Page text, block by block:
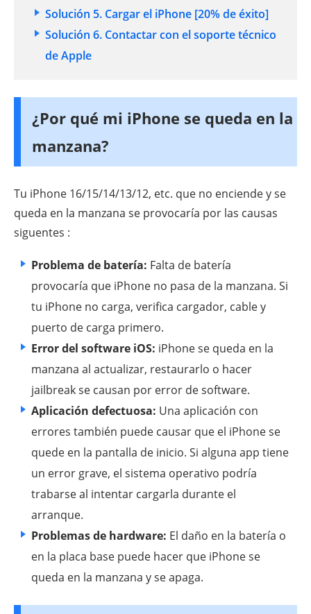
Solución 5. Cargar el iPhone [20% de éxito]
Solución 6. Contactar con el soporte técnico
de Apple
¿Por qué mi iPhone se queda en la
manzana?
Tu iPhone 16/15/14/13/12, etc. que no enciende y se
queda en la manzana se provocaría por las causas
siguentes :
Problema de batería: Falta de batería
provocaría que iPhone no pasa de la manzana. Si
tu iPhone no carga, verifica cargador, cable y
puerto de carga primero.
Error del software iOS: iPhone se queda en la
manzana al actualizar, restaurarlo o hacer
jailbreak se causan por error de software.
Aplicación defectuosa: Una aplicación con
errores también puede causar que el iPhone se
quede en la pantalla de inicio. Si alguna app tiene
un error grave, el sistema operativo podría
trabarse al intentar cargarla durante el
arranque.
Problemas de hardware: El daño en la batería o
en la placa base puede hacer que iPhone se
queda en la manzana y se apaga.